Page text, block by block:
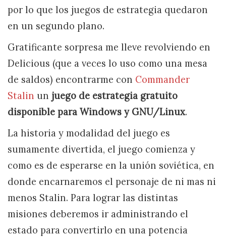
por lo que los juegos de estrategia quedaron
en un segundo plano.
Gratificante sorpresa me lleve revolviendo en
Delicious (que a veces lo uso como una mesa
de saldos) encontrarme con Commander
Stalin un juego de estrategia gratuito
disponible para Windows y GNU/Linux.
La historia y modalidad del juego es
sumamente divertida, el juego comienza y
como es de esperarse en la unión soviética, en
donde encarnaremos el personaje de ni mas ni
menos Stalin. Para lograr las distintas
misiones deberemos ir administrando el
estado para convertirlo en una potencia